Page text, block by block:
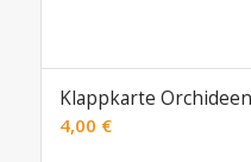
Klappkarte Orchideen
4,00 €